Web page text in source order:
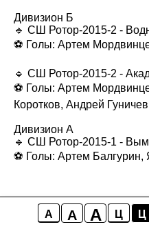
A A A Ц Ц
Дивизион Б
🔹 СШ Ротор-2015-2 -
⚽️ Голы: Артем
🔹 СШ Ротор-2015-2 -
⚽️ Голы: Артем
Коротков, Андрей
Дивизион А
🔹 СШ Ротор-2015-1 -
⚽️ Голы: Артем Балгурин,